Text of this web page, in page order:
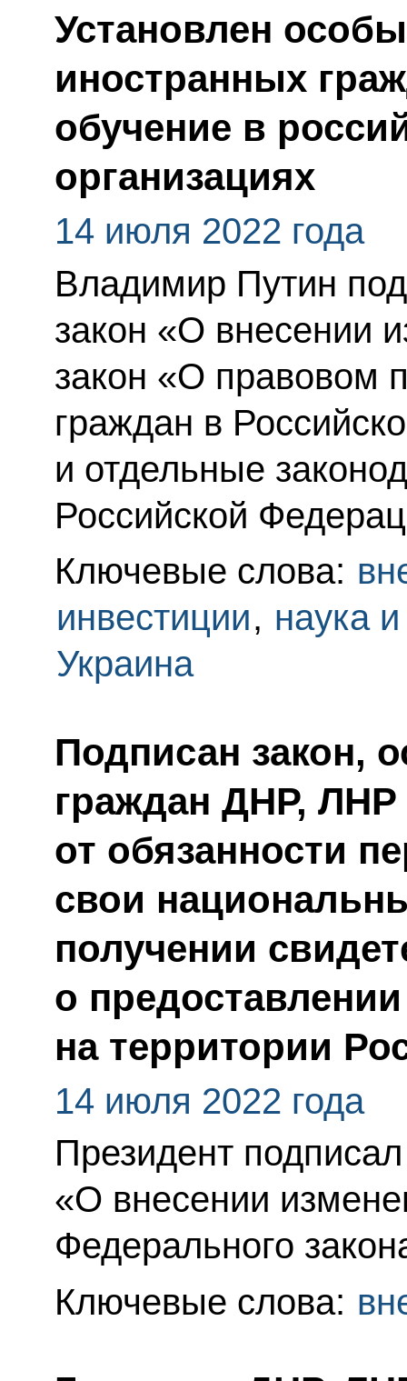
Установлен
иностранных
обучение в
организациях
14 июля 2022 года
Владимир Путин
закон «О внесении
закон «О правовом
граждан в
и отдельные
Российской
Ключевые слова:
инвестиции, наука
Украина
Подписан закон,
граждан ДНР,
от обязанности
свои
получении
о
на территории
14 июля 2022 года
Президент
«О внесении
Федерального
Ключевые слова: